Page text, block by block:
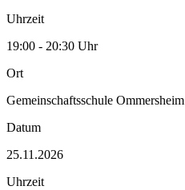
Uhrzeit
19:00 - 20:30 Uhr
Ort
Gemeinschaftsschule Ommersheim
Datum
25.11.2026
Uhrzeit